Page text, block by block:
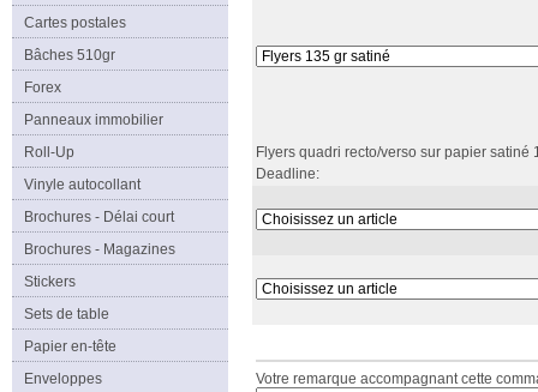
Cartes postales
Bâches 510gr
Forex
Panneaux immobilier
Roll-Up
Vinyle autocollant
Brochures - Délai court
Brochures - Magazines
Stickers
Sets de table
Papier en-tête
Enveloppes
Flyers quadri recto/verso sur papier
Deadline:
Votre remarque accompagnant cette